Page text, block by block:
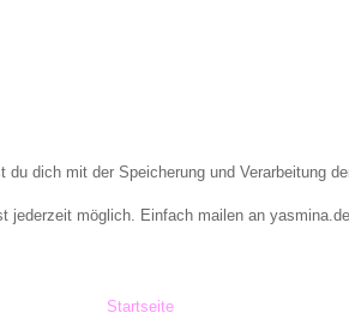
du dich mit der Speicherung und Verarbeitung
jederzeit möglich. Einfach mailen an
Startseite